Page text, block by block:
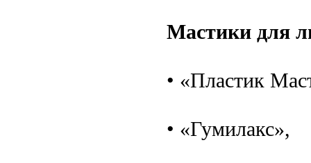
Мастики для
• «Пластик
• «Гумилакс»,